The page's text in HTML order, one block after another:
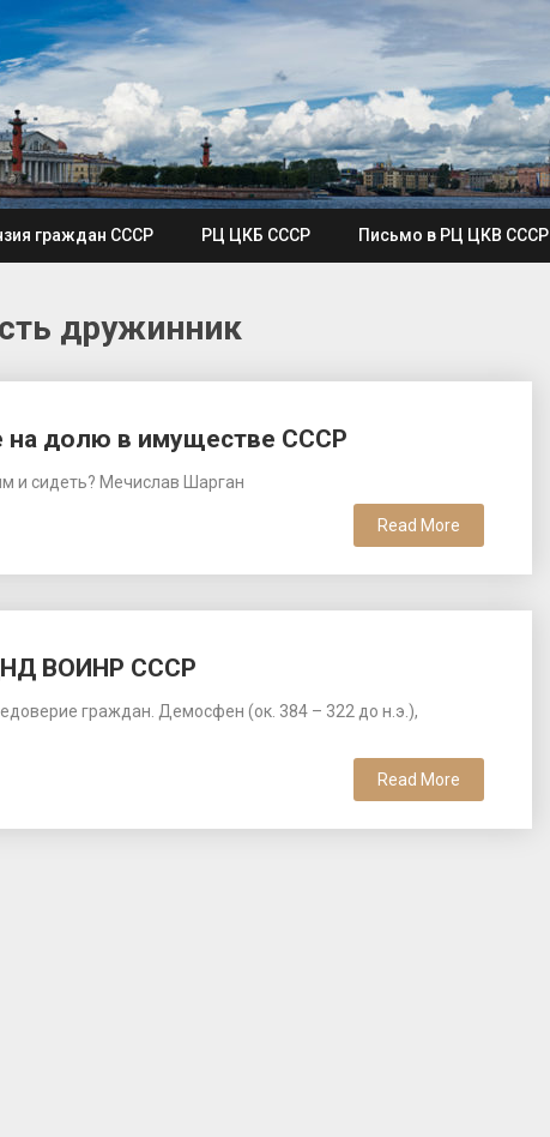
граждан СССР РЦ ЦКБ СССР Письмо в РЦ ЦКВ СССР
дружинник
на долю в имуществе СССР
и сидеть? Мечислав Шарган
Read More
ВОИНР СССР
граждан. Демосфен (ок. 384 – 322 до н.э.),
Read More